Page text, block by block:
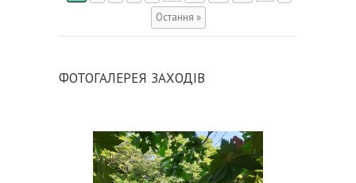
Остання »
ФОТОГАЛЕРЕЯ ЗАХОДІВ